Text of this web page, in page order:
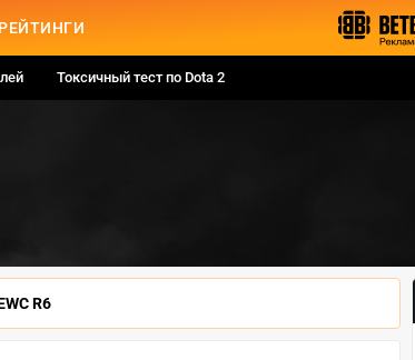
РЕЙТИНГИ
Токсичный тест по Dota 2
R6